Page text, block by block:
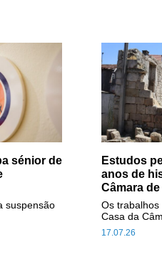
sénior de
suspensão
Estudos
anos de
Câmara
17.07.26
Os trabalhos
Casa da